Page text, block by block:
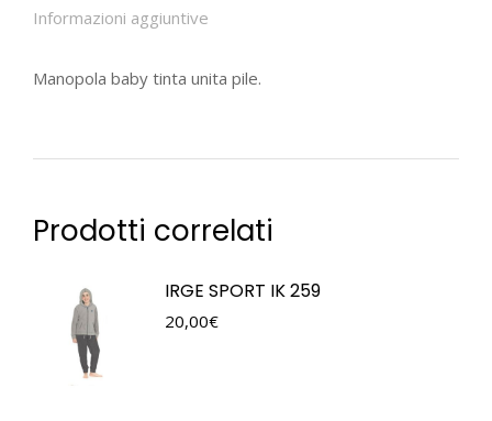
Informazioni aggiuntive
Manopola baby tinta unita pile.
Prodotti correlati
IRGE SPORT IK 259
20,00€